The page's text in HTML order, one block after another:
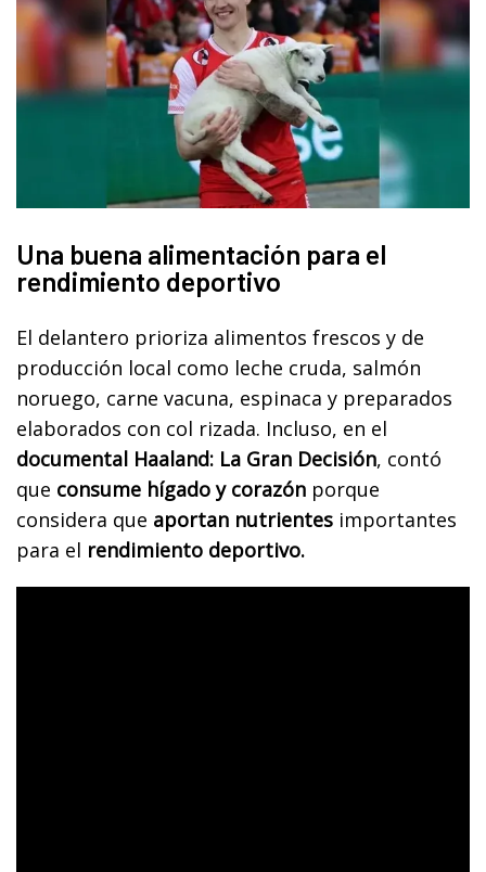
Una buena alimentación para el
rendimiento deportivo
El delantero prioriza alimentos frescos y de
producción local como leche cruda, salmón
noruego, carne vacuna, espinaca y preparados
elaborados con col rizada. Incluso, en el
documental Haaland: La Gran Decisión, contó
que consume hígado y corazón porque
considera que aportan nutrientes importantes
para el rendimiento deportivo.